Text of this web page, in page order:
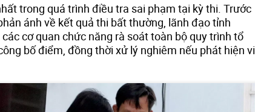
trong quá trình điều tra sai phạm tại kỳ thi. Trước
ánh về kết quả thi bất thường, lãnh đạo tỉnh
cơ quan chức năng rà soát toàn bộ quy trình tổ
bố điểm, đồng thời xử lý nghiêm nếu phát hiện vi